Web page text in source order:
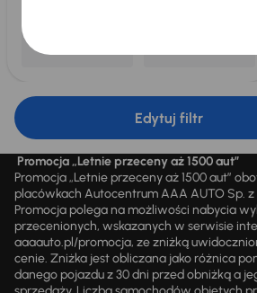
Edytuj filtr
Promocja „Letnie przeceny aż 1500 aut”
Promocja „Letnie przeceny aż 1500 aut”
placówkach Autocentrum AAA AUTO Sp. z
Promocja polega na możliwości nabycia
przecenionych, wskazanych w serwisie
aaaauto.pl/promocja, ze zniżką
cenie. Zniżka jest obliczana jako różnica
danego pojazdu z 30 dni przed obniżką a